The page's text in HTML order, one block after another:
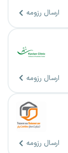
ارسال رزومه
ارسال رزومه
ارسال رزومه